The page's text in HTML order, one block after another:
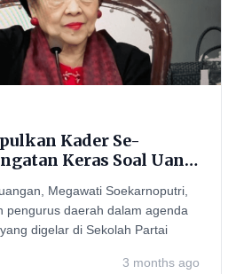
Kader Se-
Keras Soal Uang
Megawati Soekarnoputri,
pengurus daerah dalam agenda
digelar di Sekolah Partai
3 months ago